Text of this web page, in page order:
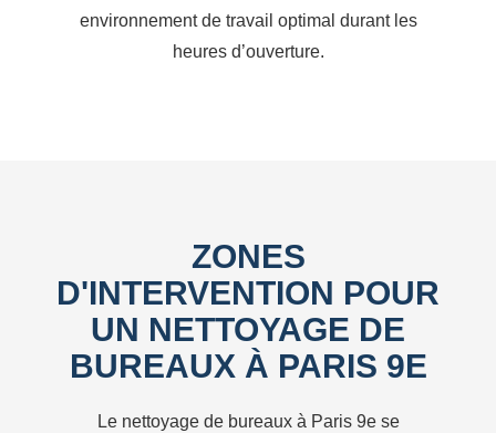
environnement de travail optimal durant les
heures d’ouverture.
ZONES
D'INTERVENTION POUR
UN NETTOYAGE DE
BUREAUX À PARIS 9E
Le nettoyage de bureaux à Paris 9e se